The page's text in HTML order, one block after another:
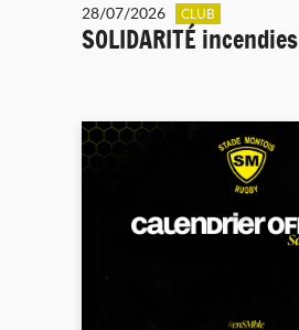
28/07/2026 CLUB
SOLIDARITÉ incendies